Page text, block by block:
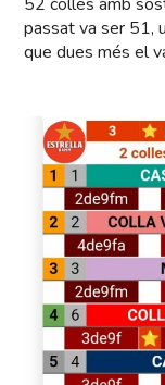
passat va ser 51,
que dues més el